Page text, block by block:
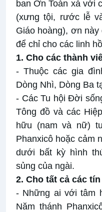
ban Ơn Toàn xá với
(xưng tội, rước lễ
Giáo hoàng), ơn
để chỉ cho các linh
1. Cho các thành
- Thuộc các gia
Dòng Nhì, Dòng Ba
- Các Tu hội Đời
Tông đồ và các
hữu (nam và nữ)
Phanxicô hoặc cảm
dưới bất kỳ hình
sủng của ngài.
2. Cho tất cả các
- Những ai với tâm
Năm thánh